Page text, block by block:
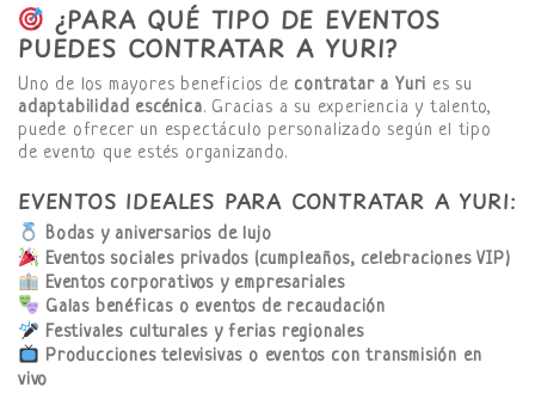
¿PARA QUÉ TIPO DE EVENTOS
PUEDES CONTRATAR A YURI?
Uno de los mayores beneficios de contratar a Yuri es su
adaptabilidad escénica. Gracias a su experiencia y talento,
puede ofrecer un espectáculo personalizado según el tipo
de evento que estés organizando.
EVENTOS IDEALES PARA CONTRATAR A YURI:
Bodas y aniversarios de lujo
Eventos sociales privados (cumpleaños, celebraciones VIP)
Eventos corporativos y empresariales
Galas benéficas o eventos de recaudación
Festivales culturales y ferias regionales
Producciones televisivas o eventos con transmisión en
vivo